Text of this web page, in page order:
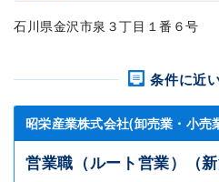
石川県金沢市泉３丁目１番６号
条件に近
昭栄産業株式会社(卸売業・小売
営業職（ルート営業）（新